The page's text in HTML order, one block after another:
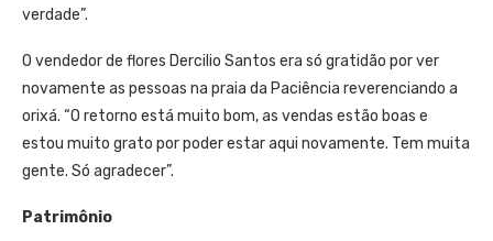
verdade”.
O vendedor de flores Dercilio Santos era só gratidão por ver
novamente as pessoas na praia da Paciência reverenciando a
orixá. “O retorno está muito bom, as vendas estão boas e
estou muito grato por poder estar aqui novamente. Tem muita
gente. Só agradecer”.
Patrimônio